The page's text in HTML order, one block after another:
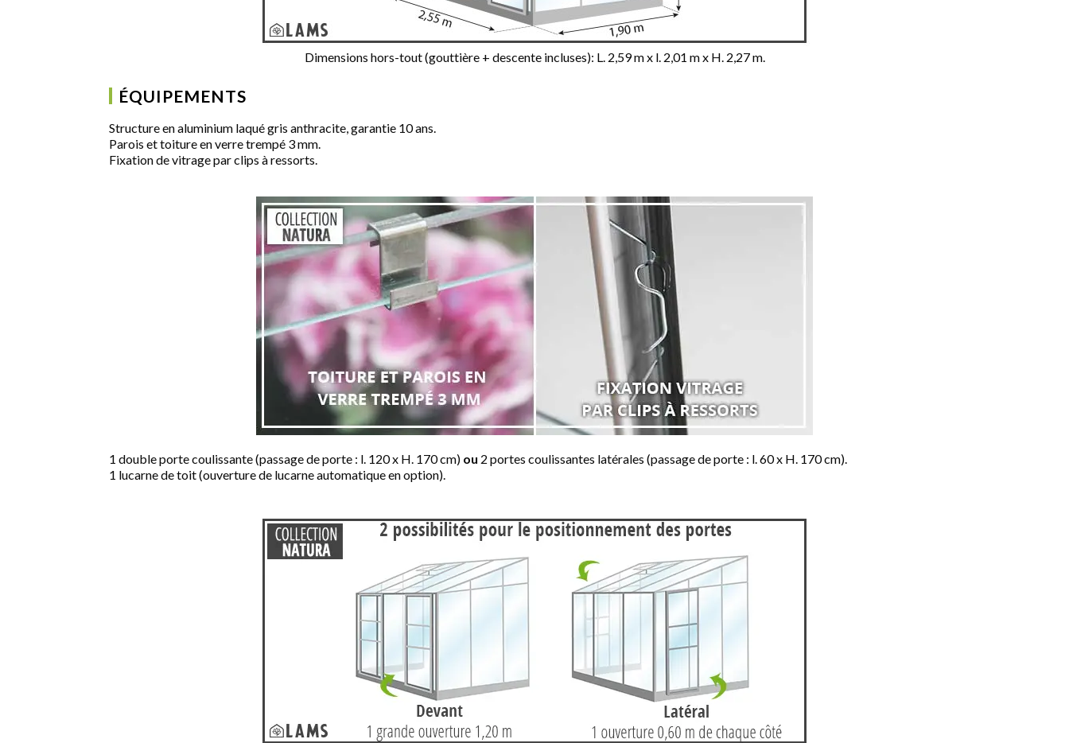
Dimensions hors-tout (gouttière + descente incluses): L. 2,59 m x l. 2,01 m x H. 2,27 m.
ÉQUIPEMENTS
Structure en aluminium laqué gris anthracite, garantie 10 ans.
Parois et toiture en verre trempé 3 mm.
Fixation de vitrage par clips à ressorts.
1 double porte coulissante (passage de porte : l. 120 x H. 170 cm) ou 2 portes coulissantes latérales (passage de porte : l. 60 x H. 170 cm).
1 lucarne de toit (ouverture de lucarne automatique en option).